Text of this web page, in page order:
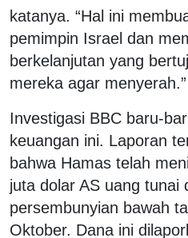
katanya. “Hal ini
pemimpin Israel dan
berkelanjutan yang
mereka agar menyerah.”
Investigasi BBC baru-
keuangan ini. Laporan
bahwa Hamas telah
juta dolar AS uang tunai
persembunyian bawah
Oktober. Dana ini